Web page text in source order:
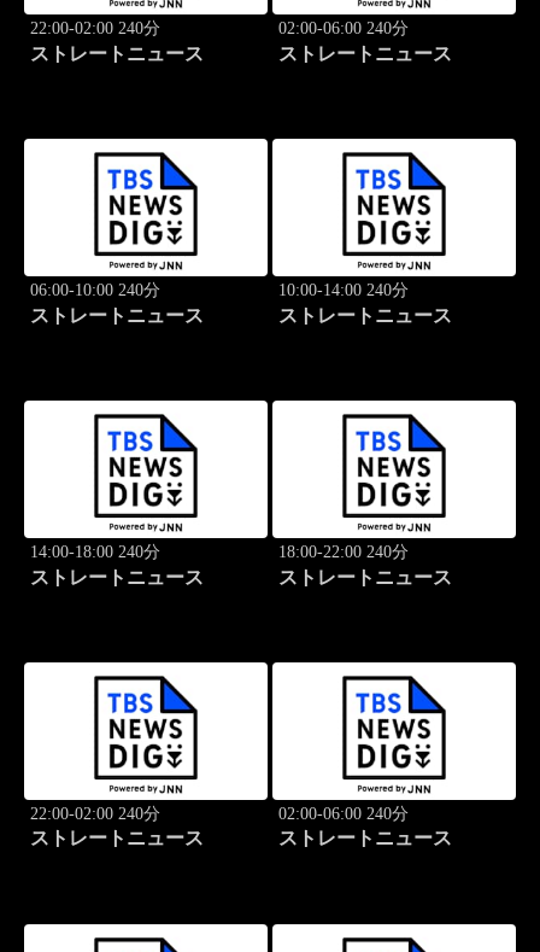
22:00-02:00 240分
ストレートニュース
02:00-06:00 240分
ストレートニュース
06:00-10:00 240分
ストレートニュース
10:00-14:00 240分
ストレートニュース
14:00-18:00 240分
ストレートニュース
18:00-22:00 240分
ストレートニュース
22:00-02:00 240分
ストレートニュース
02:00-06:00 240分
ストレートニュース